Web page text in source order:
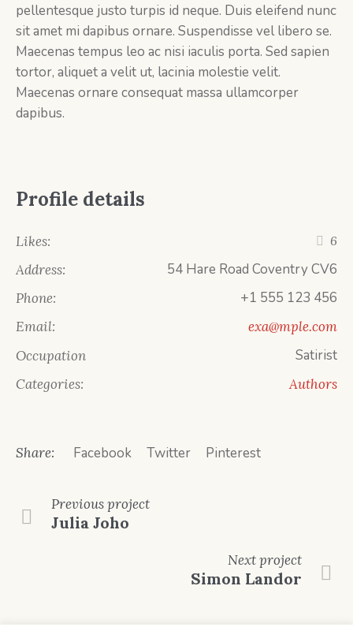
pellentesque justo turpis id neque. Duis eleifend nunc
sit amet mi dapibus ornare. Suspendisse vel libero se.
Maecenas tempus leo ac nisi iaculis porta. Sed sapien
tortor, aliquet a velit ut, lacinia molestie velit.
Maecenas ornare consequat massa ullamcorper
dapibus.
Profile details
Likes: 6
Address: 54 Hare Road Coventry CV6
Phone: +1 555 123 456
Email:
exa@mple.com
Occupation
Satirist
Categories: Authors
Share: Facebook Twitter Pinterest
Previousproject
Julia Joho
Nextproject
Simon Landor